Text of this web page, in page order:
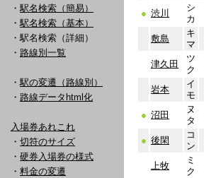
・ 駅名検索（簡易）
・ 駅名検索（基本）
・駅名検索（詳細）
・ 路線別一覧
・ 駅の変遷（路線別）
・ 路線データhtml化
入場券あれこれ
・ 切符のサイズ
・ 硬券入場券の様式
・ 料金の変遷
● 渋川
シ
カ
敷島
キ
マ
津久田
ツ
ク
岩本
イ
モ
● 沼田
ヌ
タ
● 後閑
コ
ン
上牧
ミ
ク